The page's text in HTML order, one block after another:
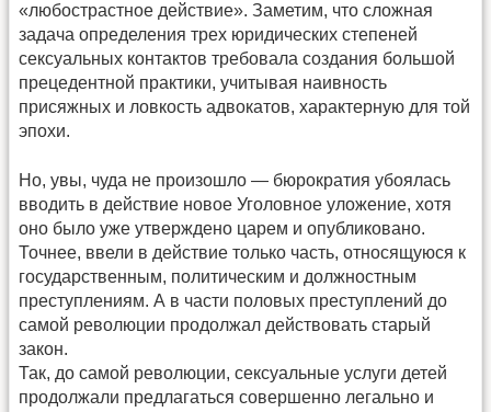
«любострастное действие». Заметим, что сложная
задача определения трех юридических степеней
сексуальных контактов требовала создания большой
прецедентной практики, учитывая наивность
присяжных и ловкость адвокатов, характерную для той
эпохи.
Но, увы, чуда не произошло — бюрократия убоялась
вводить в действие новое Уголовное уложение, хотя
оно было уже утверждено царем и опубликовано.
Точнее, ввели в действие только часть, относящуюся к
государственным, политическим и должностным
преступлениям. А в части половых преступлений до
самой революции продолжал действовать старый
закон.
Так, до самой революции, сексуальные услуги детей
продолжали предлагаться совершенно легально и